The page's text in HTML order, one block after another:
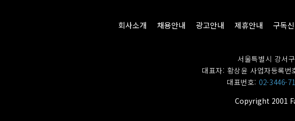
회사소개 채용안내 광고안내 제휴안내 구독
서울특별시 강서
대표자: 황상윤 사업자등록
대표번호: 02-3446-
Copyright 2001